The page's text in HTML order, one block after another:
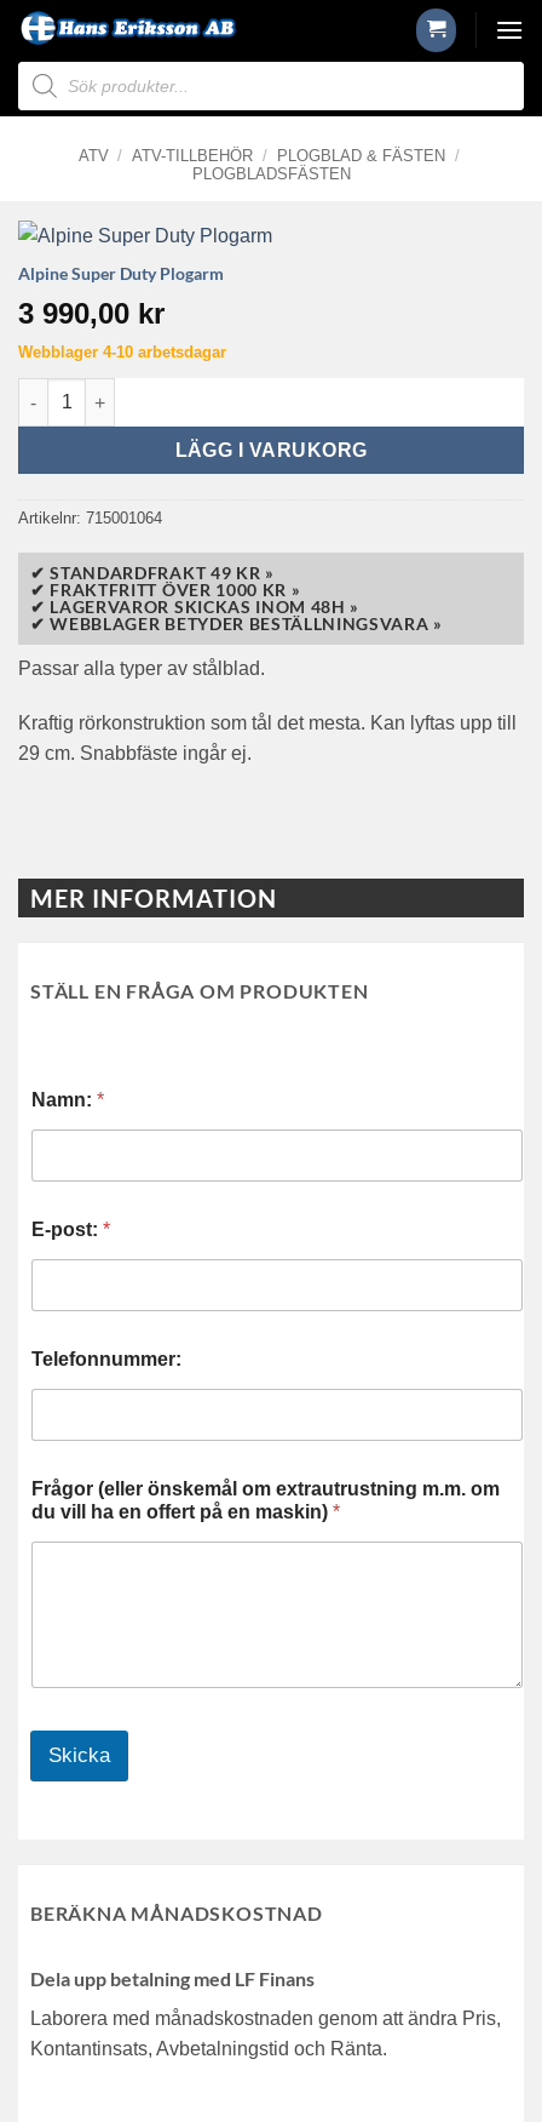
Skip
content
Produktsökning
ATV / ATV-TILLBEHÖR / PLOGBLAD & FÄSTEN /
PLOGBLADSFÄSTEN
Alpine Super Duty Plogarm
3 990,00 kr
Webblager 4-10 arbetsdagar
Alpine Super Duty Plogarm mängd
LÄGG I VARUKORG
Artikelnr: 715001064
✔ STANDARDFRAKT 49 KR »
✔ FRAKTFRITT ÖVER 1000 KR »
✔ LAGERVAROR SKICKAS INOM 48H »
✔ WEBBLAGER BETYDER BESTÄLLNINGSVARA »
Passar alla typer av stålblad.
Kraftig rörkonstruktion som tål det mesta. Kan lyftas upp till
29 cm. Snabbfäste ingår ej.
MER INFORMATION
STÄLL EN FRÅGA OM PRODUKTEN
Namn: *
E-post: *
Telefonnummer:
Frågor (eller önskemål om extrautrustning m.m. om
du vill ha en offert på en maskin) *
Skicka
BERÄKNA MÅNADSKOSTNAD
Dela upp betalning med LF Finans
Laborera med månadskostnaden genom att ändra Pris,
Kontantinsats, Avbetalningstid och Ränta.